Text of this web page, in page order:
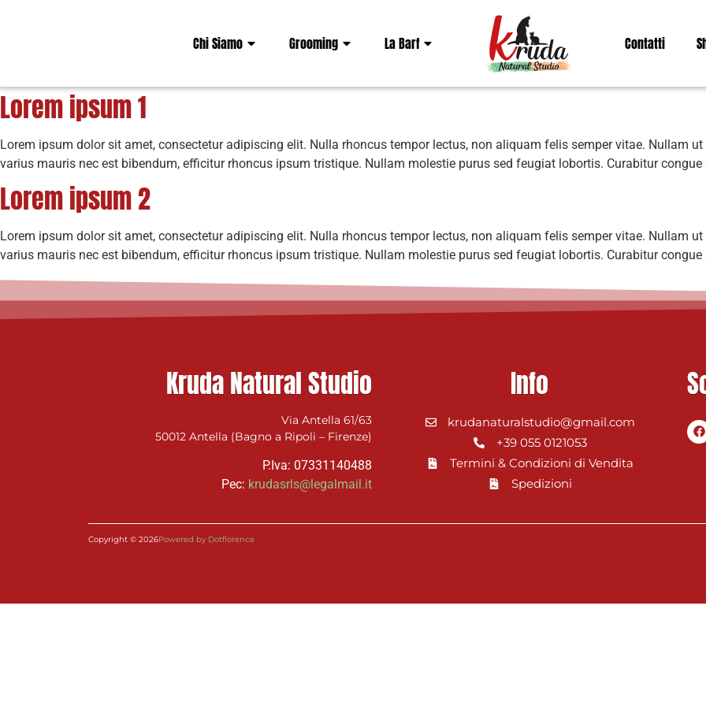
Chi Siamo Grooming La Barf Contatti
Lorem ipsum 1
Lorem ipsum dolor sit amet, consectetur adipiscing elit. Nulla rhoncus tempor lectus, non aliquam felis semper vitae. Nullam
varius mauris nec est bibendum, efficitur rhoncus ipsum tristique. Nullam molestie purus sed feugiat lobortis. Curabitur
Lorem ipsum 2
Lorem ipsum dolor sit amet, consectetur adipiscing elit. Nulla rhoncus tempor lectus, non aliquam felis semper vitae. Nullam
varius mauris nec est bibendum, efficitur rhoncus ipsum tristique. Nullam molestie purus sed feugiat lobortis. Curabitur
Kruda Natural Studio
Via Antella 61/63
50012 Antella (Bagno a Ripoli – Firenze)
P.Iva: 07331140488
Pec: krudasrls@legalmail.it
Info
krudanaturalstudio@gmail.com
+39 055 0121053
Termini & Condizioni di Vendita
Spedizioni
Copyright © 2026Powered by Dotflorence